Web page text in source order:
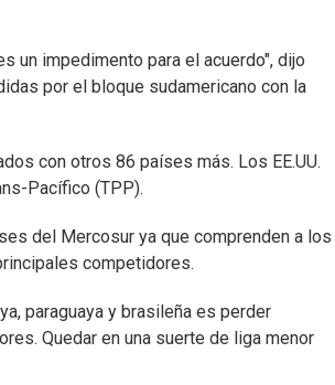
un impedimento para el acuerdo", dijo
por el bloque sudamericano con la
con otros 86 países más. Los EE.UU.
Pacífico (TPP).
del Mercosur ya que comprenden a los
competidores.
paraguaya y brasileña es perder
Quedar en una suerte de liga menor